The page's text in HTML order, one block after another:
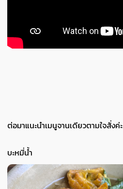
ต่อมาแนะนำเมนูจานเดียวตามใจสั่งค่ะ
บะหมี่น้ำ